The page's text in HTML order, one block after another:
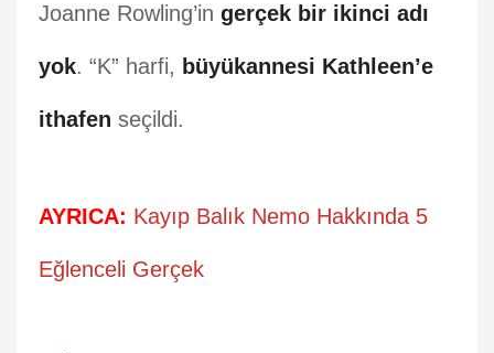
Joanne Rowling’in gerçek bir ikinci adı
yok. “K” harfi, büyükannesi Kathleen’e
ithafen seçildi.
AYRICA: Kayıp Balık Nemo Hakkında 5
Eğlenceli Gerçek